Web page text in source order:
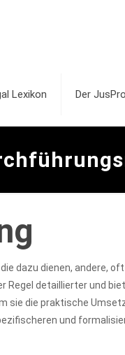
Lexikon Der
dazu dienen, andere,
detaillierter und
sie die praktische
und